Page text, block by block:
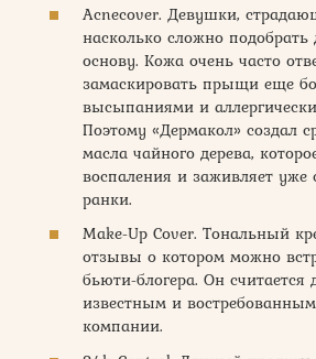
Acnecover. Девушки,
насколько сложно
основу. Кожа очень часто
замаскировать прыщи еще
высыпаниями и
Поэтому «Дермакол» создал
масла чайного дерева,
воспаления и заживляет
ранки.
Make-Up Cover. Тональный
отзывы о котором можно
бьюти-блогера. Он
известным и
компании.